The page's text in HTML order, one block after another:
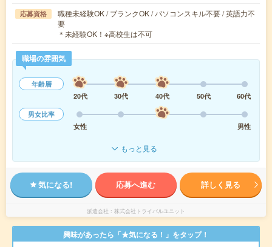
応募資格
職種未経験OK / ブランクOK / パソコンスキル不要 / 英語力不
要
＊未経験OK！※高校生は不可
職場の雰囲気
年齢層
20代
30代 40代 50代
60代
男女比率
女性
男性
もっと見る
気になる! 応募へ進む 詳しく見る
派遣会社 株式会社トライバルユニット
興味があったら「★気になる！」をタップ！